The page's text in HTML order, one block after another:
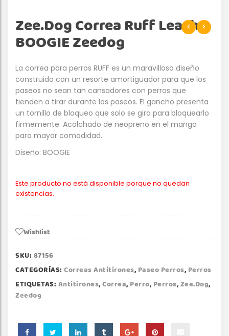
Zee.Dog Correa Ruff Leash
BOOGIE Zeedog
La correa para perros RUFF es un maravilloso diseño
construido con un resorte amortiguador para que los
paseos no sean tan cansadores con perros que
tienden a tirar durante los paseos. El gancho presenta
un tornillo de bloqueo que solo se gira para bloquearlo
firmemente. Acolchado de neopreno en el mango
para mayor comodidad.
Diseño: BOOGIE
Este producto no está disponible porque no quedan
existencias.
Wishlist
SKU: 87156
CATEGORÍAS: Correas Antitirones, Paseo Perros, Perros
ETIQUETAS: Antitirones,Correa, Perro, Perros,Zee.dog,
Zeedog